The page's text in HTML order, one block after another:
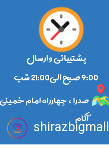
صدرا ، چهارراه امام
آکام
پشتیبانی و ارسال
​​​​​​​9:00 صبح الی21:00 شب